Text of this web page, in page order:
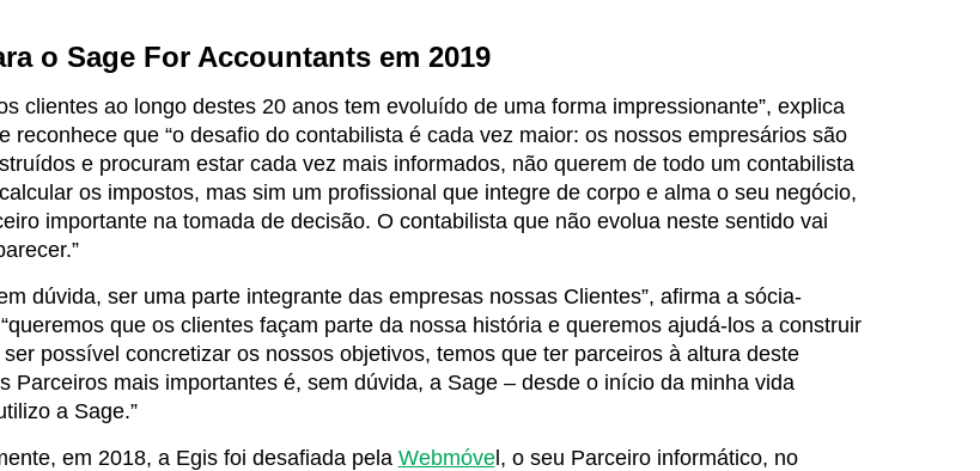
o Sage For Accountants em 2019
clientes ao longo destes 20 anos tem evoluído de uma forma impressionante”, explica
reconhece que “o desafio do contabilista é cada vez maior: os nossos empresários são
e procuram estar cada vez mais informados, não querem de todo um contabilista
os impostos, mas sim um profissional que integre de corpo e alma o seu negócio,
importante na tomada de decisão. O contabilista que não evolua neste sentido vai
dúvida, ser uma parte integrante das empresas nossas Clientes”, afirma a sócia-
que os clientes façam parte da nossa história e queremos ajudá-los a construir
possível concretizar os nossos objetivos, temos que ter parceiros à altura deste
Parceiros mais importantes é, sem dúvida, a Sage – desde o início da minha vida
a Sage.”
em 2018, a Egis foi desafiada pela Webmóvel, o seu Parceiro informático, no